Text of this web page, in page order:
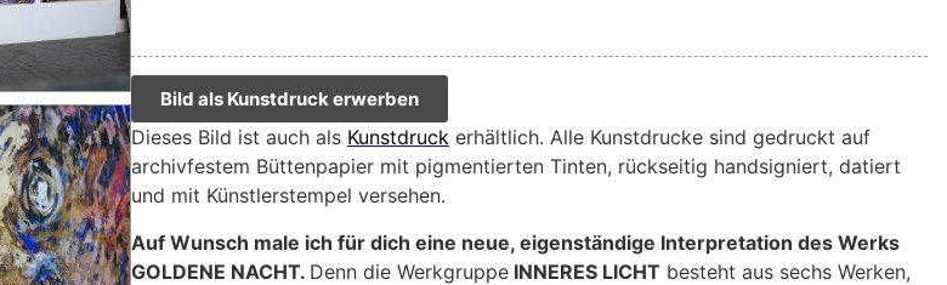
Bild als Kunstdruck erwerben
Dieses Bild ist auch als Kunstdruck erhältlich. Alle Kunstdrucke sind gedruckt auf
archivfestem Büttenpapier mit pigmentierten Tinten, rückseitig handsigniert, datiert
und mit Künstlerstempel versehen.
Auf Wunsch male ich für dich eine neue, eigenständige Interpretation des Werks
GOLDENE NACHT. Denn die Werkgruppe INNERES LICHT besteht aus sechs Werken,